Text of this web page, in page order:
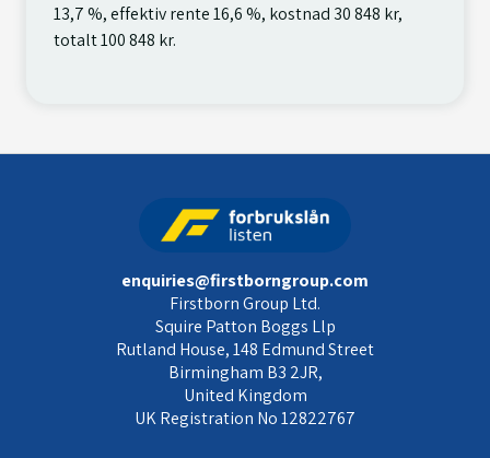
13,7 %, effektiv rente 16,6 %, kostnad 30 848 kr,
totalt 100 848 kr.
enquiries@firstborngroup.com
Firstborn Group Ltd.
Squire Patton Boggs Llp
Rutland House, 148 Edmund Street
Birmingham B3 2JR,
United Kingdom
UK Registration No 12822767